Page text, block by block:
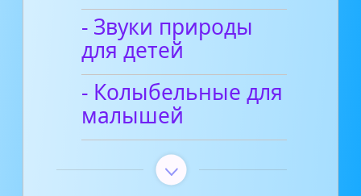
- Звуки природы
для детей
- Колыбельные для
малышей